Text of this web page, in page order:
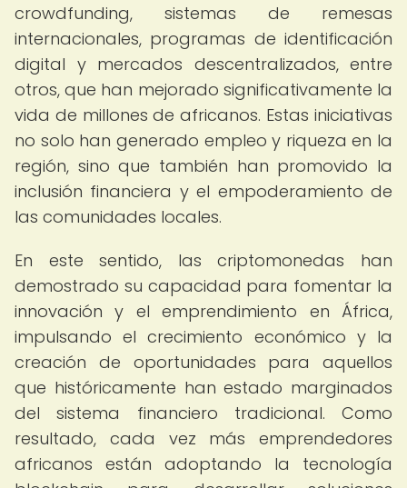
crowdfunding, sistemas de remesas
internacionales, programas de identificación
digital y mercados descentralizados, entre
otros, que han mejorado significativamente la
vida de millones de africanos. Estas iniciativas
no solo han generado empleo y riqueza en la
región, sino que también han promovido la
inclusión financiera y el empoderamiento de
las comunidades locales.
En este sentido, las criptomonedas han
demostrado su capacidad para fomentar la
innovación y el emprendimiento en África,
impulsando el crecimiento económico y la
creación de oportunidades para aquellos
que históricamente han estado marginados
del sistema financiero tradicional. Como
resultado, cada vez más emprendedores
africanos están adoptando la tecnología